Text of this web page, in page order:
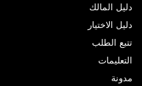
دليل المالك
دليل الاختيار
تتبع الطلب
التعليمات
مدونة